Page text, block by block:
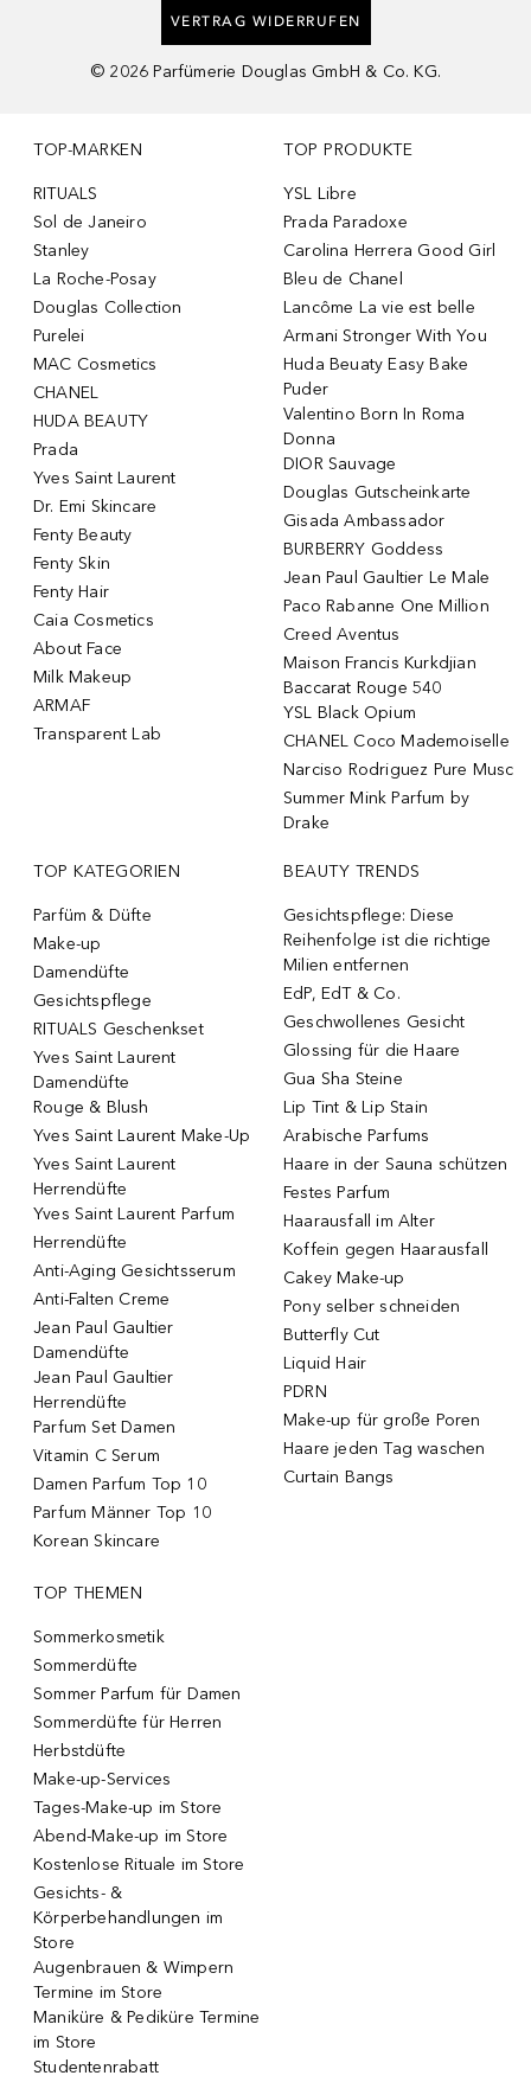
VERTRAG WIDERRUFEN
© 2026 Parfümerie Douglas GmbH & Co. KG.
TOP-MARKEN
RITUALS
Sol de Janeiro
Stanley
La Roche-Posay
Douglas Collection
Purelei
MAC Cosmetics
CHANEL
HUDA BEAUTY
Prada
Yves Saint Laurent
Dr. Emi Skincare
Fenty Beauty
Fenty Skin
Fenty Hair
Caia Cosmetics
About Face
Milk Makeup
ARMAF
Transparent Lab
TOP PRODUKTE
YSL Libre
Prada Paradoxe
Carolina Herrera Good Girl
Bleu de Chanel
Lancôme La vie est belle
Armani Stronger With You
Huda Beuaty Easy Bake
Puder
Valentino Born In Roma
Donna
DIOR Sauvage
Douglas Gutscheinkarte
Gisada Ambassador
BURBERRY Goddess
Jean Paul Gaultier Le Male
Paco Rabanne One Million
Creed Aventus
Maison Francis Kurkdjian
Baccarat Rouge 540
YSL Black Opium
CHANEL Coco Mademoiselle
Narciso Rodriguez Pure Musc
Summer Mink Parfum by
Drake
TOP KATEGORIEN
Parfüm & Düfte
Make-up
Damendüfte
Gesichtspflege
RITUALS Geschenkset
Yves Saint Laurent
Damendüfte
Rouge & Blush
Yves Saint Laurent Make-Up
Yves Saint Laurent
Herrendüfte
Yves Saint Laurent Parfum
Herrendüfte
Anti-Aging Gesichtsserum
Anti-Falten Creme
Jean Paul Gaultier
Damendüfte
Jean Paul Gaultier
Herrendüfte
Parfum Set Damen
Vitamin C Serum
Damen Parfum Top 10
Parfum Männer Top 10
Korean Skincare
BEAUTY TRENDS
Gesichtspflege: Diese
Reihenfolge ist die richtige
Milien entfernen
EdP, EdT & Co.
Geschwollenes Gesicht
Glossing für die Haare
Gua Sha Steine
Lip Tint & Lip Stain
Arabische Parfums
Haare in der Sauna schützen
Festes Parfum
Haarausfall im Alter
Koffein gegen Haarausfall
Cakey Make-up
Pony selber schneiden
Butterfly Cut
Liquid Hair
PDRN
Make-up für große Poren
Haare jeden Tag waschen
Curtain Bangs
TOP THEMEN
Sommerkosmetik
Sommerdüfte
Sommer Parfum für Damen
Sommerdüfte für Herren
Herbstdüfte
Make-up-Services
Tages-Make-up im Store
Abend-Make-up im Store
Kostenlose Rituale im Store
Gesichts- &
Körperbehandlungen im
Store
Augenbrauen & Wimpern
Termine im Store
Maniküre & Pediküre Termine
im Store
Studentenrabatt